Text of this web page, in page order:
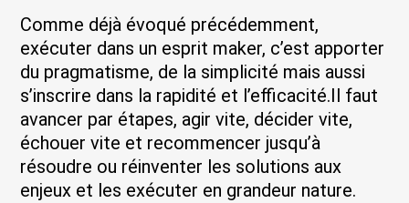
Comme déjà évoqué précédemment,
exécuter dans un esprit maker, c’est apporter
du pragmatisme, de la simplicité mais aussi
s’inscrire dans la rapidité et l’efficacité.Il faut
avancer par étapes, agir vite, décider vite,
échouer vite et recommencer jusqu’à
résoudre ou réinventer les solutions aux
enjeux et les exécuter en grandeur nature.